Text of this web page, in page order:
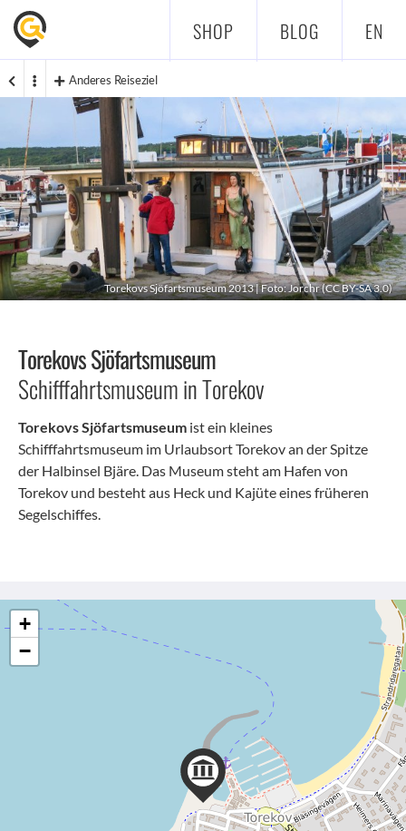
SHOP BLOG EN
Anderes Reiseziel
Torekovs Sjöfartsmuseum 2013 | Foto:Jorchr(CC BY-SA 3.0)
Torekovs Sjöfartsmuseum
Schifffahrtsmuseum in Torekov
Torekovs Sjöfartsmuseum ist ein kleines
Schifffahrtsmuseum im Urlaubsort Torekov an der Spitze
der Halbinsel Bjäre. Das Museum steht am Hafen von
Torekov und besteht aus Heck und Kajüte eines früheren
Segelschiffes.
+
−